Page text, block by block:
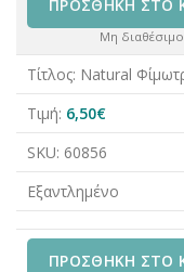
ΠΡΟΣΘΉΚΗ ΣΤΟ
Μη διαθέσιμο
Τίτλος: Natural
Τιμή: 6,50€
SKU: 60856
Εξαντλημένο
ΠΡΟΣΘΉΚΗ ΣΤΟ